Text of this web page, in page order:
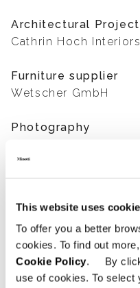
This website uses
To offer you a better
cookies. To find out
Cookie Policy. By
use of cookies. To
Architectural Project
Cathrin Hoch Interiors
Furniture supplier
Wetscher GmbH
Photography
SHARE